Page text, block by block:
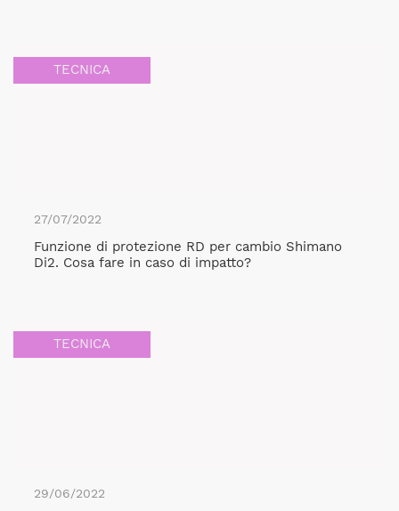
TECNICA
27/07/2022
Funzione di protezione RD per cambio Shimano
Di2. Cosa fare in caso di impatto?
TECNICA
29/06/2022